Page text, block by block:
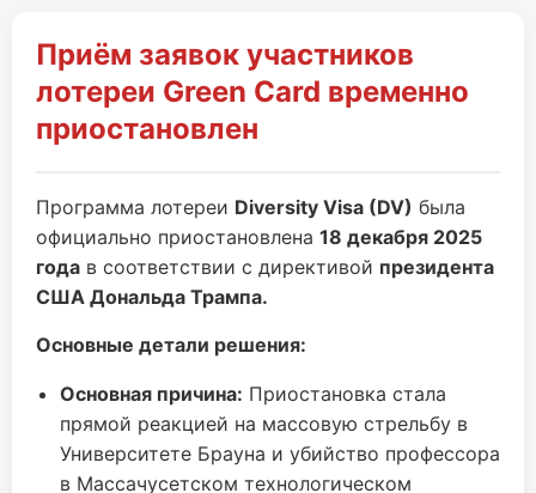
Приём заявок участников
лотереи Green Card временно
приостановлен
Программа лотереи Diversity Visa (DV) была
официально приостановлена 18 декабря 2025
года в соответствии с директивой президента
США Дональда Трампа.
Основные детали решения:
Основная причина: Приостановка стала
прямой реакцией на массовую стрельбу в
Университете Брауна и убийство профессора
в Массачусетском технологическом